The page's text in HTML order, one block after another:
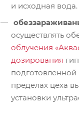
и исходная
осуществлять
облучения
дозирования
пределах цеха
установки